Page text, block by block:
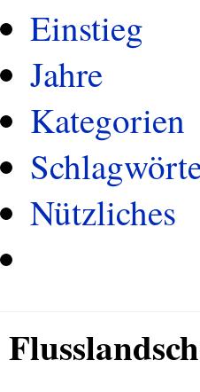
Einstieg
Jahre
Kategorien
Nützliches